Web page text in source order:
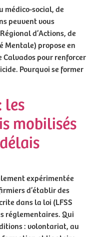
médico-social, de
peuvent vous
d’Actions, de
Mentale) propose en
pour renforcer
Pourquoi se former
les
mobilisés
expérimentée
d’établir des
dans la loi (LFSS
réglementaires. Qui
: volontariat, au